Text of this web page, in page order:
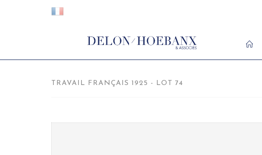
TRAVAIL FRANÇAIS 1925 - LOT 74